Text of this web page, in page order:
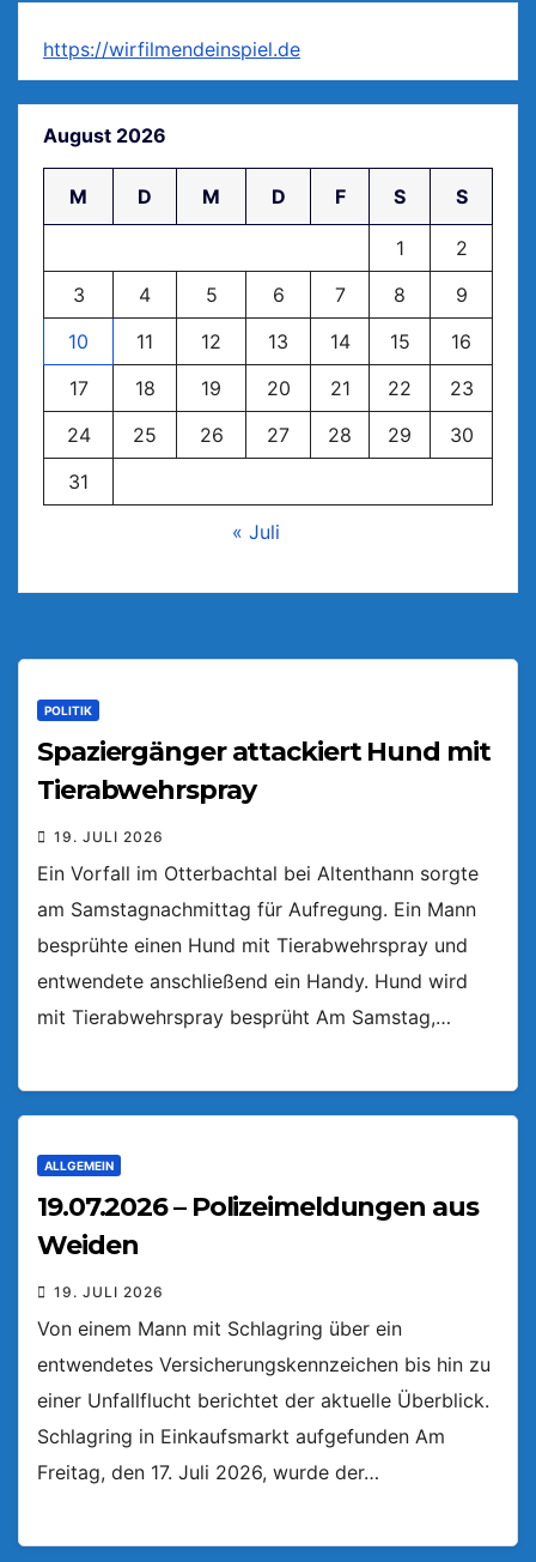
https://wirfilmendeinspiel.de
August 2026
M D M D F S S
1
2
3
4 5 6 7 8
9
10
11 12 13 14 15
16
17
18 19 20 21 22
23
24
25 26 27 28 29
30
31
« Juli
POLITIK
Spaziergänger attackiert Hund mit
Tierabwehrspray
19. JULI 2026
Ein Vorfall im Otterbachtal bei Altenthann sorgte
am Samstagnachmittag für Aufregung. Ein Mann
besprühte einen Hund mit Tierabwehrspray und
entwendete anschließend ein Handy. Hund wird
mit Tierabwehrspray besprüht Am Samstag,…
ALLGEMEIN
19.07.2026 – Polizeimeldungen aus
Weiden
19. JULI 2026
Von einem Mann mit Schlagring über ein
entwendetes Versicherungskennzeichen bis hin zu
einer Unfallflucht berichtet der aktuelle Überblick.
Schlagring in Einkaufsmarkt aufgefunden Am
Freitag, den 17. Juli 2026, wurde der…